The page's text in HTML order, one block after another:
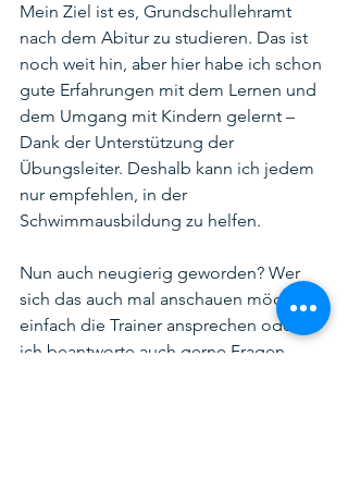
Mein Ziel ist es, Grundschullehramt
nach dem Abitur zu studieren. Das ist
noch weit hin, aber hier habe ich schon
gute Erfahrungen mit dem Lernen und
dem Umgang mit Kindern gelernt –
Dank der Unterstützung der
Übungsleiter. Deshalb kann ich jedem
nur empfehlen, in der
Schwimmausbildung zu helfen.
Nun auch neugierig geworden? Wer
sich das auch mal anschauen möchte,
einfach die Trainer ansprechen oder
ich beantworte auch gerne Fragen.